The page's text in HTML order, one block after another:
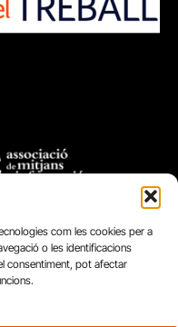
com les cookies per a
o les identificacions
consentiment, pot afectar